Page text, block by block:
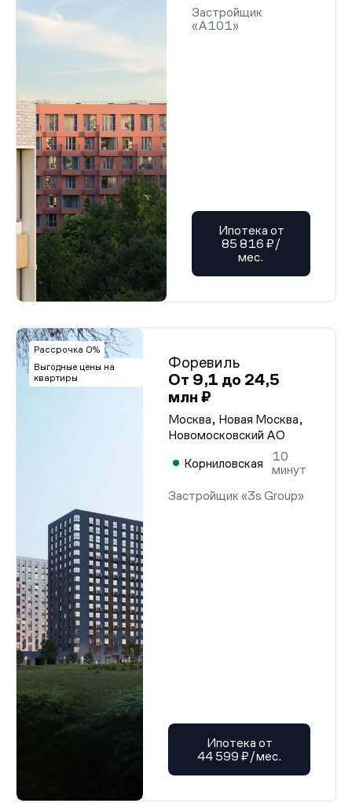
Застройщик
«А101»
Ипотека от
85 816 ₽/
мес.
Рассрочка 0%
Выгодные цены на
квартиры
Форевиль
От 9,1 до 24,5
млн ₽
Москва, Новая Москва,
Новомосковский АО
Корниловская
10
минут
Застройщик «3s Group»
Ипотека от
44 599 ₽/мес.